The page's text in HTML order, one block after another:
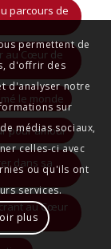
parcours de
au Cœur de
le monde
pour amour
dans sa
au Cœur
permettent de
d'offrir des
d'analyser notre
sur
médias sociaux,
celles-ci avec
ou qu'ils ont
services.
plus